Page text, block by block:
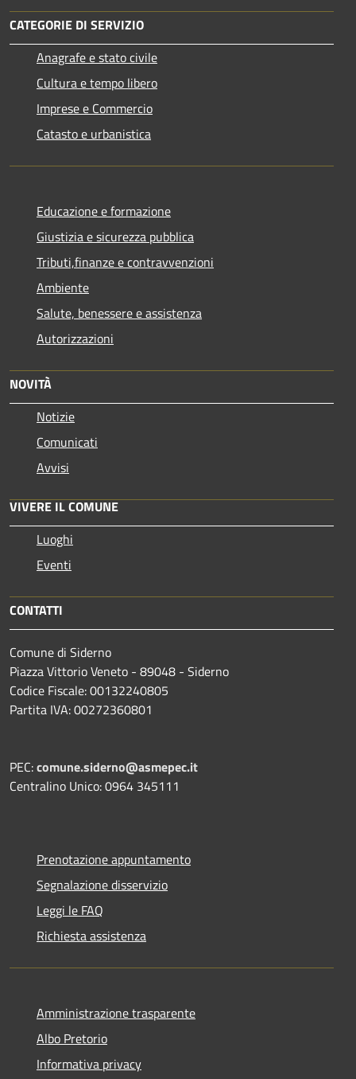
CATEGORIE DI SERVIZIO
Anagrafe e stato civile
Cultura e tempo libero
Imprese e Commercio
Catasto e urbanistica
Educazione e formazione
Giustizia e sicurezza pubblica
Tributi,finanze e contravvenzioni
Ambiente
Salute, benessere e assistenza
Autorizzazioni
NOVITÀ
Notizie
Comunicati
Avvisi
VIVERE IL COMUNE
Luoghi
Eventi
CONTATTI
Comune di Siderno
Piazza Vittorio Veneto - 89048 - Siderno
Codice Fiscale: 00132240805
Partita IVA: 00272360801
PEC:comune.siderno@asmepec.it
Centralino Unico: 0964 345111
Prenotazione appuntamento
Segnalazione disservizio
Leggi le FAQ
Richiesta assistenza
Amministrazione trasparente
Albo Pretorio
Informativa privacy